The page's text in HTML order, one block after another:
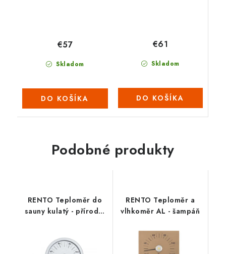
Skladom
€57
DO KOŠÍKA
Skladom
€61
DO KOŠÍKA
Podobné produkty
RENTO Teploměr do
sauny kulatý - přírodní
RENTO Teploměr a
vlhkoměr AL - šampáň